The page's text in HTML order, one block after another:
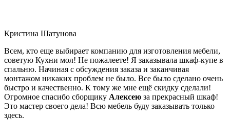
Кристина Шатунова
Всем, кто еще выбирает компанию для изготовления мебели,
советую Кухни мол! Не пожалеете! Я заказывала шкаф-купе в
спальню. Начиная с обсуждения заказа и заканчивая
монтажом никаких проблем не было. Все было сделано очень
быстро и качественно. К тому же мне ещё скидку сделали!
Огромное спасибо сборщику Алексею за прекрасный шкаф!
Это мастер своего дела! Всю мебель буду заказывать только
здесь.